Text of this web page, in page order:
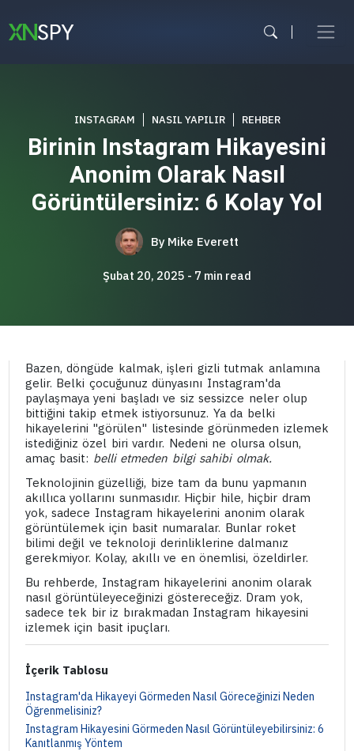
atla
INSTAGRAM NASIL YAPILIR REHBER
Birinin Instagram Hikayesini
Anonim Olarak Nasıl
Görüntülersiniz: 6 Kolay Yol
By Mike Everett
Şubat 20, 2025 7 min read
Bazen, döngüde kalmak, işleri gizli tutmak anlamına
gelir. Belki çocuğunuz dünyasını Instagram'da
paylaşmaya yeni başladı ve siz sessizce neler olup
bittiğini takip etmek istiyorsunuz. Ya da belki
hikayelerini "görülen" listesinde görünmeden izlemek
istediğiniz özel biri vardır. Nedeni ne olursa olsun,
amaç basit: belli etmeden bilgi sahibi olmak.
Teknolojinin güzelliği, bize tam da bunu yapmanın
akıllıca yollarını sunmasıdır. Hiçbir hile, hiçbir dram
yok, sadece Instagram hikayelerini anonim olarak
görüntülemek için basit numaralar. Bunlar roket
bilimi değil ve teknoloji derinliklerine dalmanız
gerekmiyor. Kolay, akıllı ve en önemlisi, özeldirler.
Bu rehberde, Instagram hikayelerini anonim olarak
nasıl görüntüleyeceğinizi göstereceğiz. Dram yok,
sadece tek bir iz bırakmadan Instagram hikayesini
izlemek için basit ipuçları.
İçerik Tablosu
Instagram'da Hikayeyi Görmeden Nasıl Göreceğinizi Neden
Öğrenmelisiniz?
Instagram Hikayesini Görmeden Nasıl Görüntüleyebilirsiniz: 6
Kanıtlanmış Yöntem